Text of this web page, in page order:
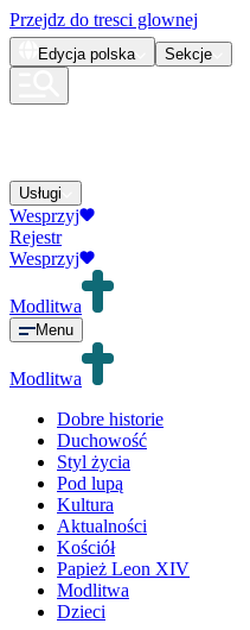
Przejdz do tresci glownej
Edycja polska Sekcje
Usługi
Wesprzyj
Rejestr
Wesprzyj
Modlitwa
Menu
Modlitwa
Dobre historie
Duchowość
Styl życia
Pod lupą
Kultura
Aktualności
Kościół
Papież Leon XIV
Modlitwa
Dzieci